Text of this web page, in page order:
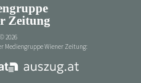
Zeitung
© 2026
Mediengruppe Wiener Zeitung: